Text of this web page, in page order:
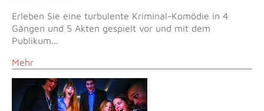
Erleben Sie eine turbulente Kriminal-Komödie in 4
Gängen und 5 Akten gespielt vor und mit dem
Publikum...
Mehr